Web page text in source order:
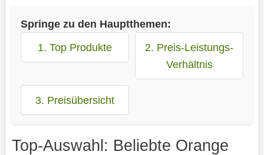
Springe zu den Hauptthemen:
1. Top Produkte
2. Preis-Leistungs-
Verhältnis
3. Preisübersicht
Top-Auswahl: Beliebte Orange